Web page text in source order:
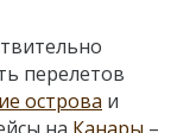
перелетов
острова и